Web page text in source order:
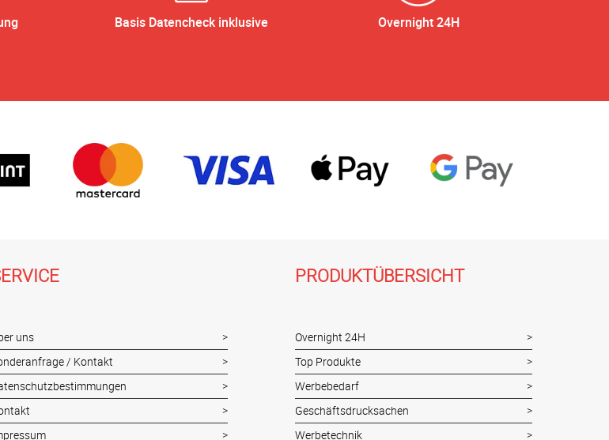
Basis Datencheck inklusive Overnight 24H
PRODUKTÜBERSICHT
Overnight 24H
Top Produkte
Werbebedarf
Geschäftsdrucksachen
Werbetechnik
uns
/ Kontakt